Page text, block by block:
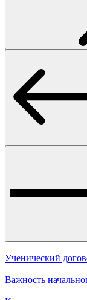
Ученический
Важность